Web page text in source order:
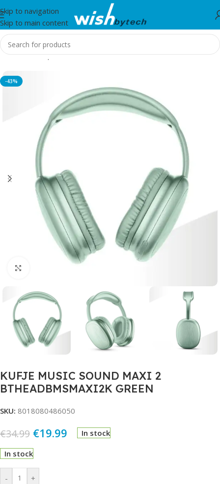
Skip to navigation
Skip to main content
Home/Headphones
-43%
KUFJE MUSIC SOUND MAXI 2
BTHEADBMSMAXI2K GREEN
SKU: 8018080486050
€34.99 €19.99 In stock
In stock
- +
Alternative: